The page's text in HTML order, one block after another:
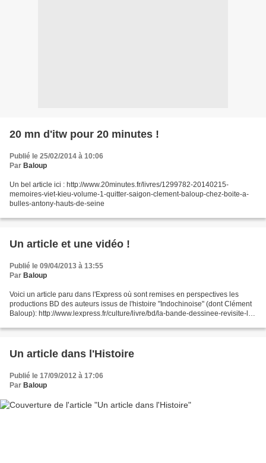
20 mn d'itw pour 20 minutes !
Publié le 25/02/2014 à 10:06
Par Baloup
Un bel article ici : http://www.20minutes.fr/livres/1299782-20140215-
memoires-viet-kieu-volume-1-quitter-saigon-clement-baloup-chez-boite-a-
bulles-antony-hauts-de-seine
Un article et une vidéo !
Publié le 09/04/2013 à 13:55
Par Baloup
Voici un article paru dans l'Express où sont remises en perspectives les
productions BD des auteurs issus de l'histoire "Indochinoise" (dont Clément
Baloup): http://www.lexpress.fr/culture/livre/bd/la-bande-dessinee-revisite-l-
Un article dans l'Histoire
Publié le 17/09/2012 à 17:06
Par Baloup